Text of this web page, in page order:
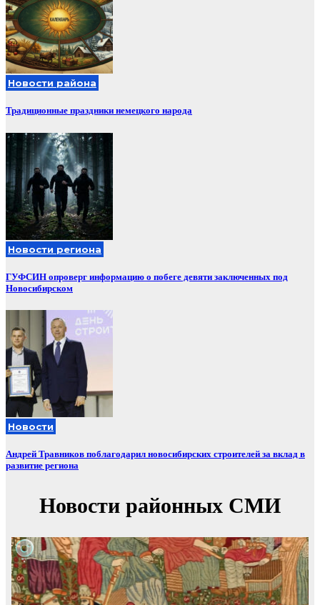
Новости района
Традиционные праздники немецкого народа
Новости региона
ГУФСИН опроверг информацию о побеге девяти заключенных под
Новосибирском
Новости
Андрей Травников поблагодарил новосибирских строителей за вклад в
развитие региона